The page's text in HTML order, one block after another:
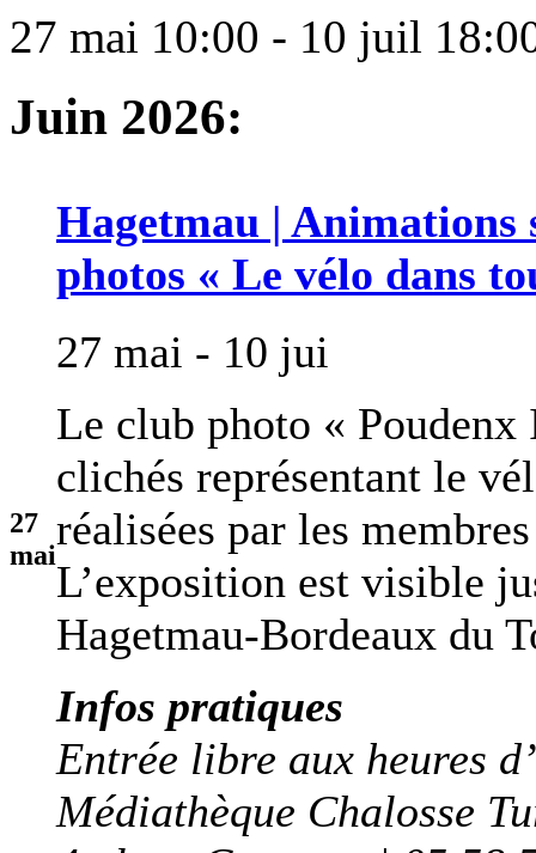
27 mai 10:00 - 10 juil
Juin 2026:
27
mai
Hagetmau | Animations
photos « Le vélo dans
27 mai - 10 jui
Le club photo « Poudenx
clichés représentant le
réalisées par les
L’exposition est visible
Hagetmau-Bordeaux du
Infos pratiques
Entrée libre aux heures
Médiathèque Chalosse